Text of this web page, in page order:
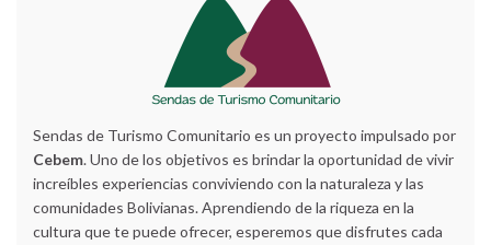
Sendas de Turismo Comunitario es un proyecto impulsado por
Cebem. Uno de los objetivos es brindar la oportunidad de vivir
increíbles experiencias conviviendo con la naturaleza y las
comunidades Bolivianas. Aprendiendo de la riqueza en la
cultura que te puede ofrecer, esperemos que disfrutes cada